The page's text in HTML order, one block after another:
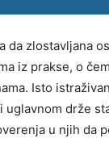
da zlostavljana
iz prakse, o
Isto
uglavnom drže
u njih da